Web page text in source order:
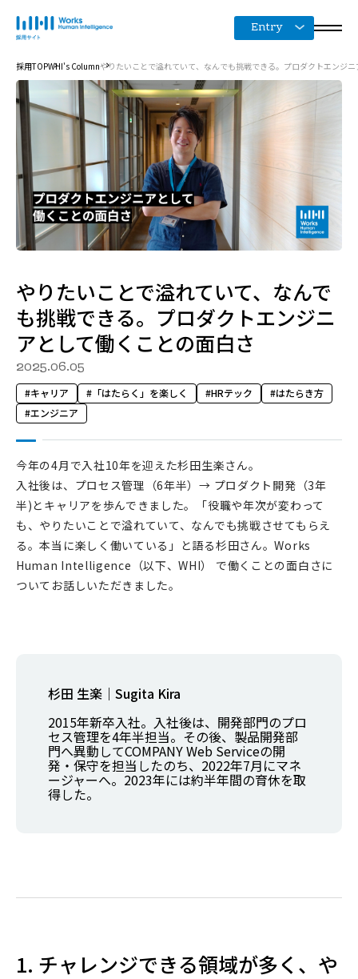
Entry
採用TOPWHI's Columnやりたいことで溢れていて、なんでも挑戦できる。プロダクトエンジ
やりたいことで溢れていて、なんで
も挑戦できる。プロダクトエンジニ
アとして働くことの面白さ
2025.06.05
キャリア 「はたらく」を楽しく HRテック
はたらき方
エンジニア
今年の4月で入社10年を迎えた杉田生楽さん。
入社後は、プロセス管理（6年半）→ プロダクト開発（3年
半)とキャリアを歩んできました。「役職や年次が変わって
も、やりたいことで溢れていて、なんでも挑戦させてもらえ
る。本当に楽しく働いている」と語る杉田さん。Works
Human Intelligence（以下、WHI） で働くことの面白さに
ついてお話しいただきました。
杉田 生楽｜Sugita Kira
2015年新卒入社。入社後は、開発部門のプロ
セス管理を4年半担当。その後、製品開発部
門へ異動してCOMPANY Web Serviceの開
発・保守を担当したのち、2022年7月にマネ
ージャーへ。2023年には約半年間の育休を取
得した。
1. チャレンジできる領域が多く、や